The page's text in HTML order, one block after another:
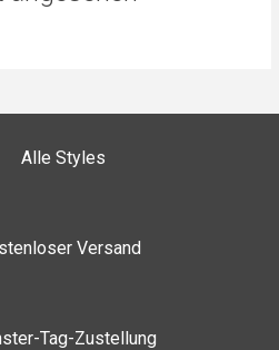
Alle Styles
Versand
Tag-Zustellung